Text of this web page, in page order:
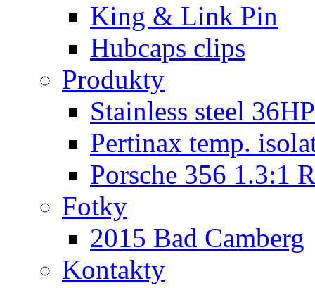
King & Link Pin
Hubcaps clips
Produkty
Stainless steel
Pertinax temp.
Porsche 356 1.3:1
Fotky
2015 Bad Camberg
Kontakty